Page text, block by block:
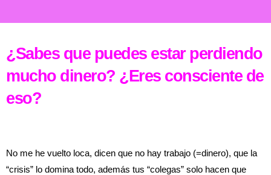
¿Sabes que puedes estar perdiendo
mucho dinero? ¿Eres consciente de
eso?
No me he vuelto loca, dicen que no hay trabajo (=dinero), que la
“crisis” lo domina todo, además tus “colegas” solo hacen que